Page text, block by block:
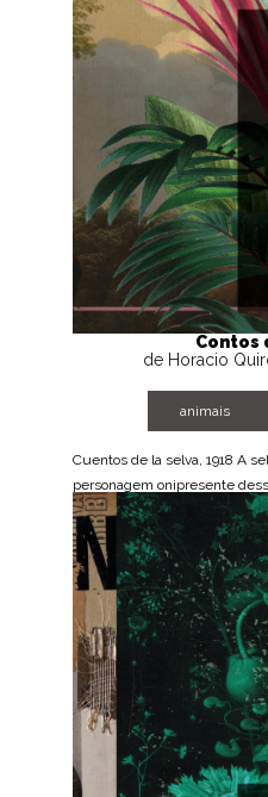
Contos
de Horacio
animais
Cuentos de la selva, 1918 A
personagem onipresente
Quiroga decidiu abandonar o
para se instalar na...
BAIXE AGORA